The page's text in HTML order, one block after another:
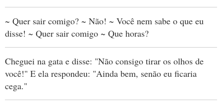
~ Quer sair comigo? ~ Não! ~ Você nem sabe o que eu
disse! ~ Quer sair comigo ~ Que horas?
Cheguei na gata e disse: "Não consigo tirar os olhos de
você!" E ela respondeu: "Ainda bem, senão eu ficaria
cega."